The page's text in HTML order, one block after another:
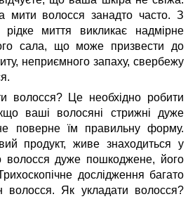
мити волосся занадто часто. З
миття викликає надмірне
сала, що може призвести до
неприємного запаху, свербежу
волосся?Це необхідно робити
ваші волосяні стрижні дуже
поверне їм правильну форму.
продукт, живе знаходиться у
волосся дуже пошкоджене, його
дослідження багато
волосся. Як укладати волосся?